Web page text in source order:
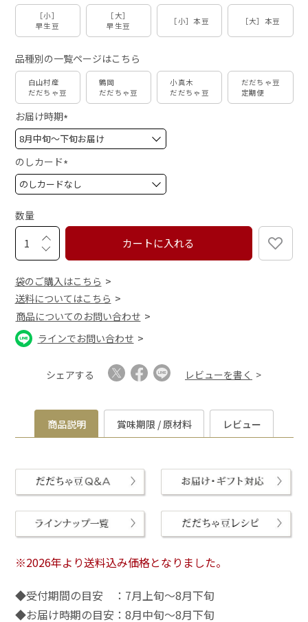
［小］
早生豆
［大］
早生豆
［小］本豆 ［大］本豆
品種別の一覧ページはこちら
白山村産
だだちゃ豆
鶴岡
だだちゃ豆
小真木
だだちゃ豆
だだちゃ豆
定期便
お届け時期
(
必
須
)
のしカード
(
必
数量
カートに入れる
袋のご購入はこちら
送料についてはこちら
商品についてのお問い合わせ
ラインでお問い合わせ
シェアする レビューを書く
商品説明 賞味期限 / 原材料 レビュー
※2026年より送料込み価格となりました。
◆受付期間の目安 ：7月上旬～8月下旬
◆お届け時期の目安：8月中旬～8月下旬